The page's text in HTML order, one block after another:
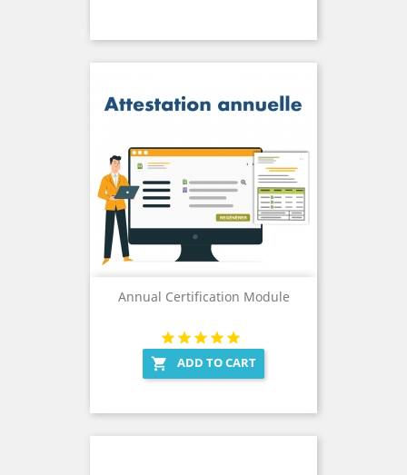
Annual Certification Module
 ADD TO CART